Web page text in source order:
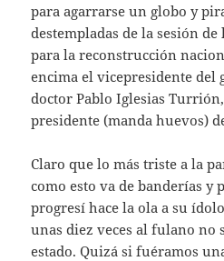
para agarrarse un globo y
destempladas de la sesión
para la reconstrucción
encima el vicepresidente del
doctor Pablo Iglesias
presidente (manda huevos)
Claro que lo más triste a la
como esto va de banderías y
progresí hace la ola a su
unas diez veces al fulano no
estado. Quizá si fuéramos